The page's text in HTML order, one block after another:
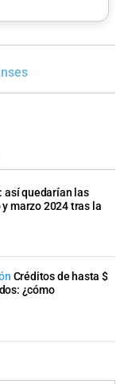
así quedarían las
marzo 2024 tras la
Créditos de hasta $
¿cómo